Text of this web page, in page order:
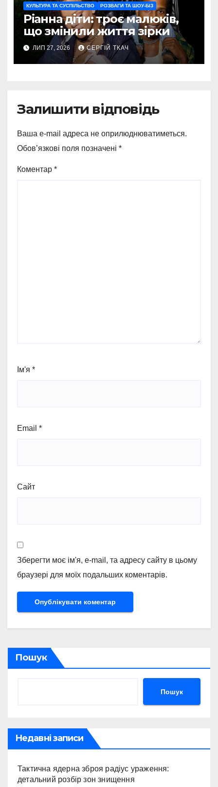
КУЛЬТУРА ТА СУСПІЛЬСТВО РОЗВАГИ ТА ШОУ-БІЗ
Ріанна діти: троє малюків,
що змінили життя зірки
ЛИП 27, 2026 СЕРГІЙ ТКАЧ
Залишити відповідь
Ваша e-mail адреса не оприлюднюватиметься.
Обов’язкові поля позначені *
Коментар *
Ім'я *
Email *
Сайт
Зберегти моє ім'я, e-mail, та адресу сайту в цьому
браузері для моїх подальших коментарів.
Пошук
Пошук
Недавні записи
Тактична ядерна зброя радіус ураження:
детальний розбір зон знищення